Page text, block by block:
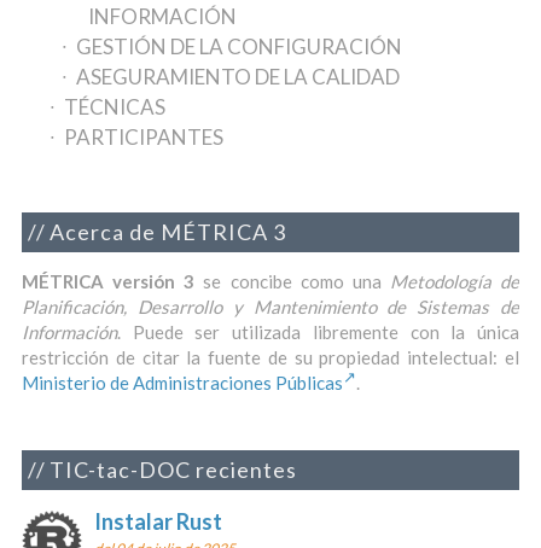
INFORMACIÓN
GESTIÓN DE LA CONFIGURACIÓN
ASEGURAMIENTO DE LA CALIDAD
TÉCNICAS
PARTICIPANTES
Acerca de MÉTRICA 3
MÉTRICA versión 3 se concibe como una Metodología de
Planificación, Desarrollo y Mantenimiento de Sistemas de
Información. Puede ser utilizada libremente con la única
restricción de citar la fuente de su propiedad intelectual: el
Ministerio de Administraciones Públicas
.
TIC-tac-DOC recientes
Instalar Rust